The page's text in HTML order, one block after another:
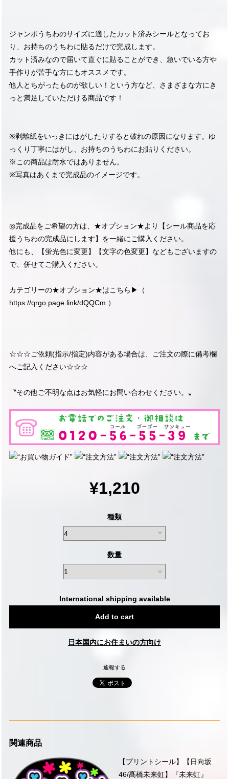
ジャンボうちわのサイズに適したカット済みシールとなってお
り、お持ちのうちわに貼るだけで完成します。
カット済みなので届いて直ぐに貼ることができ、急いでいる方や
手作りが苦手な方にもオススメです。
他人とちがったものが欲しい！という方など、さまざまな方にき
っと満足していただける商品です！
※剥離紙をいっきにはがしたりすると破れの原因になります。ゆ
っくり丁寧にはがし、お持ちのうちわにお貼りください。
※この商品は耐水ではありません。
※写真はあくまで完成品のイメージです。
◎完成品をご希望の方は、★オプション★より【シール商品を応
援うちわの完成品にします】を一緒にご購入ください。
他にも、【蛍光色に変更】【文字の色変更】などもございますの
で、併せてご購入ください。
カテゴリーの★オプション★はこちら▶︎（
https://qrgo.page.link/dQQCm ）
☆☆☆ご依頼(指示/指定)内容がある場合は、ご注文の際に備考欄
へご記入ください☆☆☆
〝その他ご不明な点はお気軽にお問い合わせください。〟
¥1,210
種類
数量
International shipping available
Add to cart
日本国内にお住まいの方向け
通報する
関連商品
【プリントシール】【日向坂
46/髙橋未来虹】『未来虹』